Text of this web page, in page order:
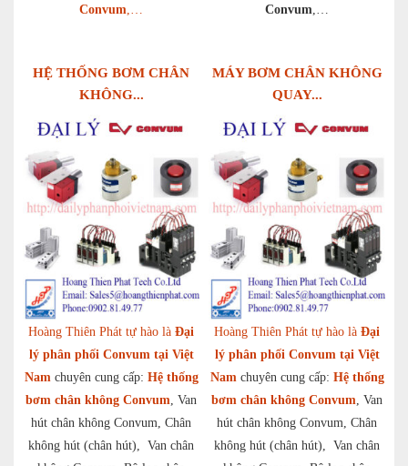
Convum,…
HỆ THỐNG BƠM CHÂN
KHÔNG...
Convum,…
MÁY BƠM CHÂN KHÔNG
QUAY...
Hoàng Thiên Phát tự hào là Đại
lý phân phối Convum tại Việt
Namchuyên cung cấp: Hệ thống
bơm chân không Convum, Van
hút chân không Convum, Chân
không hút (chân hút), Van chân
Hoàng Thiên Phát tự hào là Đại
lý phân phối Convum tại Việt
Namchuyên cung cấp: Hệ thống
bơm chân không Convum, Van
hút chân không Convum, Chân
không hút (chân hút), Van chân